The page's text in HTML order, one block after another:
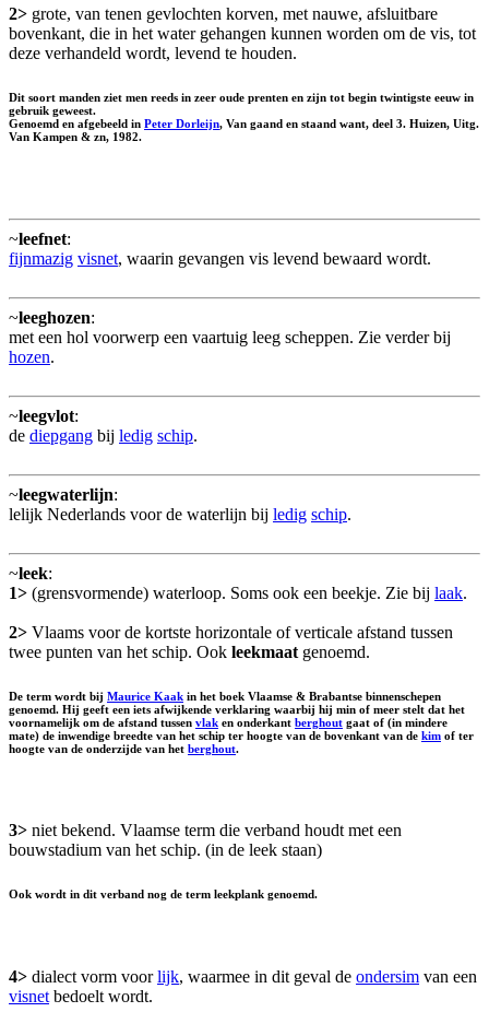
2> grote, van tenen gevlochten korven, met nauwe, afsluitbare
bovenkant, die in het water gehangen kunnen worden om de vis, tot
deze verhandeld wordt, levend te houden.
Dit soort manden ziet men reeds in zeer oude prenten en zijn tot begin twintigste eeuw in
gebruik geweest.
Genoemd en afgebeeld in Peter Dorleijn, Van gaand en staand want, deel 3. Huizen, Uitg.
Van Kampen & zn, 1982.
~leefnet:
fijnmazig visnet, waarin gevangen vis levend bewaard wordt.
~leeghozen:
met een hol voorwerp een vaartuig leeg scheppen. Zie verder bij
hozen.
~leegvlot:
de diepgang bij ledig schip.
~leegwaterlijn:
lelijk Nederlands voor de waterlijn bij ledig schip.
~leek:
1> (grensvormende) waterloop. Soms ook een beekje. Zie bij laak.
2> Vlaams voor de kortste horizontale of verticale afstand tussen
twee punten van het schip. Ook leekmaat genoemd.
De term wordt bij Maurice Kaak in het boek Vlaamse & Brabantse binnenschepen
genoemd. Hij geeft een iets afwijkende verklaring waarbij hij min of meer stelt dat het
voornamelijk om de afstand tussen vlak en onderkant berghout gaat of (in mindere
mate) de inwendige breedte van het schip ter hoogte van de bovenkant van de kim of ter
hoogte van de onderzijde van het berghout.
3> niet bekend. Vlaamse term die verband houdt met een
bouwstadium van het schip. (in de leek staan)
Ook wordt in dit verband nog de term leekplank genoemd.
4> dialect vorm voorlijk, waarmee in dit geval de ondersim van een
visnetbedoelt wordt.